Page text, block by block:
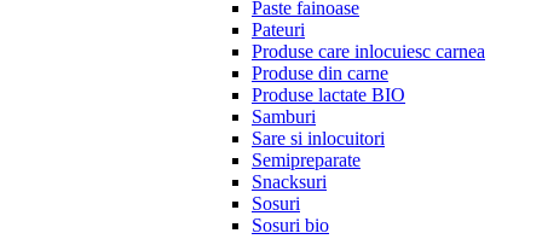
Paste fainoase
Pateuri
Produse care inlocuiesc carnea
Produse din carne
Produse lactate BIO
Samburi
Sare si inlocuitori
Semipreparate
Snacksuri
Sosuri
Sosuri bio